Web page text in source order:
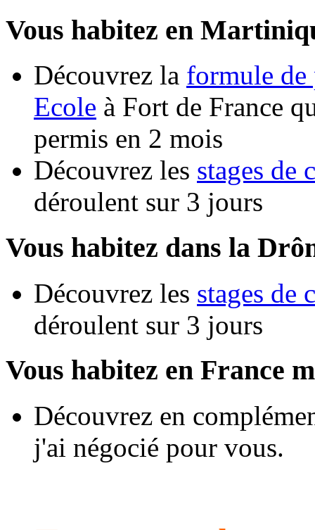
Vous habitez en
Découvrez la formule de
Ecole à Fort de France
permis en 2 mois
Découvrez les stages de
déroulent sur 3 jours
Vous habitez dans la
Découvrez les stages de
déroulent sur 3 jours
Vous habitez en France
Découvrez en
j'ai négocié pour vous.